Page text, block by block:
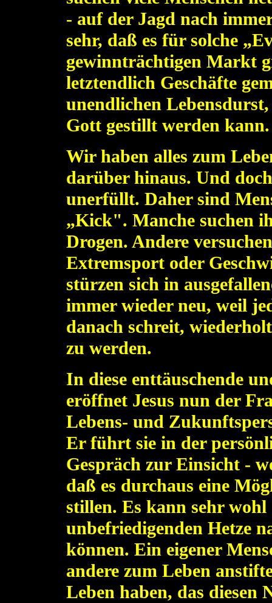
- auf der Jagd nach
sehr, daß es für solche
gewinnträchtigen Markt
letztendlich Geschäfte
unendlichen
Gott gestillt werden kann.
Wir haben alles zum
darüber hinaus. Und
unerfüllt. Daher sind
„Kick". Manche suchen
Drogen. Andere
Extremsport oder
stürzen sich in
immer wieder neu, weil
danach schreit,
zu werden.
In diese enttäuschende
eröffnet Jesus nun der
Lebens- und
Er führt sie in der
Gespräch zur Einsicht -
daß es durchaus eine
stillen. Es kann sehr
unbefriedigenden Hetze
können. Ein eigener
andere zum Leben
Leben haben, das diesen